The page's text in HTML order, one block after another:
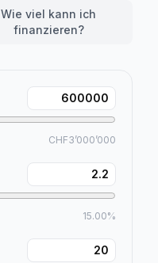
Wie viel kann ich
finanzieren?
CHF3’000’000
15.00%